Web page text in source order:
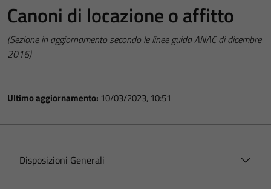
Canoni di locazione o affitto
(Sezione in aggiornamento secondo le linee guida ANAC di dicembre
2016)
Ultimo aggiornamento: 10/03/2023, 10:51
Disposizioni Generali